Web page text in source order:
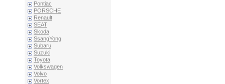
Pontiac
PORSCHE
Renault
SEAT
Skoda
SsangYong
Subaru
Suzuki
Toyota
Volkswagen
Volvo
Vortex